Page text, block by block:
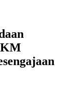
KM